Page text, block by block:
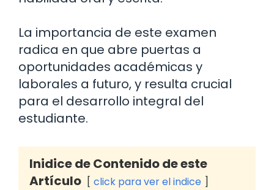
La importancia de este examen
radica en que abre puertas a
oportunidades académicas y
laborales a futuro, y resulta crucial
para el desarrollo integral del
estudiante.
Inidice de Contenido de este
Artículo
click para ver el indice